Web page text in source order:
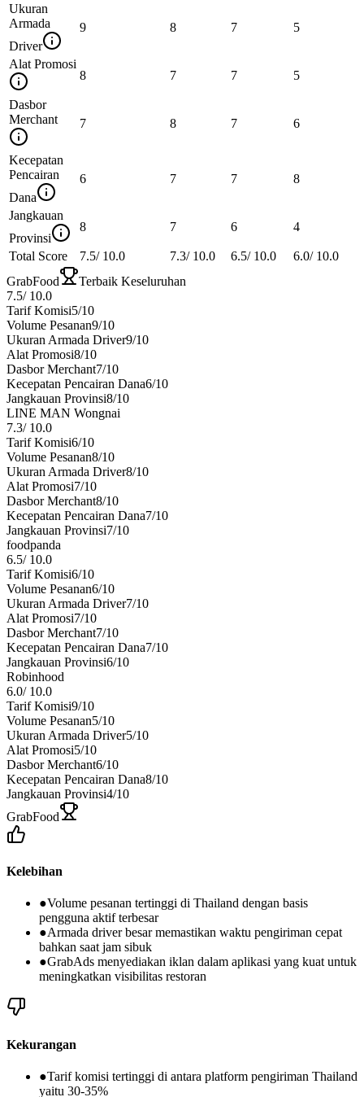
Ukuran
Armada
Driver
9 8 7 5
Alat Promosi
8
7 7 5
Dasbor
Merchant
7 8 7 6
Kecepatan
Pencairan
Dana
6 7 7 8
Jangkauan
Provinsi
8 7 6 4
Total Score 7.5/ 10.0 7.3/ 10.0 6.5/ 10.0 6.0/ 10.0
GrabFood
Terbaik Keseluruhan
7.5/ 10.0
Tarif Komisi5/10
Volume Pesanan9/10
Ukuran Armada Driver9/10
Alat Promosi8/10
Dasbor Merchant7/10
Kecepatan Pencairan Dana6/10
Jangkauan Provinsi8/10
LINE MAN Wongnai
7.3/ 10.0
Tarif Komisi6/10
Volume Pesanan8/10
Ukuran Armada Driver8/10
Alat Promosi7/10
Dasbor Merchant8/10
Kecepatan Pencairan Dana7/10
Jangkauan Provinsi7/10
foodpanda
6.5/ 10.0
Tarif Komisi6/10
Volume Pesanan6/10
Ukuran Armada Driver7/10
Alat Promosi7/10
Dasbor Merchant7/10
Kecepatan Pencairan Dana7/10
Jangkauan Provinsi6/10
Robinhood
6.0/ 10.0
Tarif Komisi9/10
Volume Pesanan5/10
Ukuran Armada Driver5/10
Alat Promosi5/10
Dasbor Merchant6/10
Kecepatan Pencairan Dana8/10
Jangkauan Provinsi4/10
GrabFood
Kelebihan
●Volume pesanan tertinggi di Thailand dengan basis
pengguna aktif terbesar
●Armada driver besar memastikan waktu pengiriman cepat
bahkan saat jam sibuk
●GrabAds menyediakan iklan dalam aplikasi yang kuat untuk
meningkatkan visibilitas restoran
Kekurangan
●Tarif komisi tertinggi di antara platform pengiriman Thailand
yaitu 30-35%